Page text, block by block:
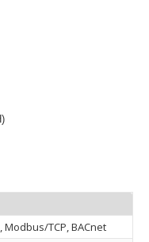
Modbus/TCP, BACnet